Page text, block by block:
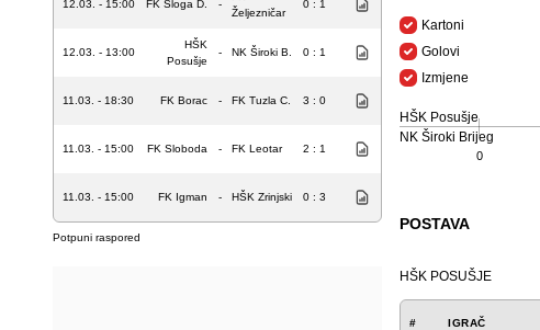
12.03. - 15:00 FK Sloga D. -
Željezničar
0 : 1
12.03. - 13:00
HŠK
Posušje
- NK Široki B. 0 : 1
11.03. - 18:30 FK Borac - FK Tuzla C. 3 : 0
11.03. - 15:00 FK Sloboda - FK Leotar 2 : 1
11.03. - 15:00 FK Igman - HŠK Zrinjski 0 : 3
Potpuni raspored
Kartoni
Golovi
Izmjene
HŠK Posušje
NK Široki Brijeg
0
POSTAVA
HŠK POSUŠJE
# IGRAČ